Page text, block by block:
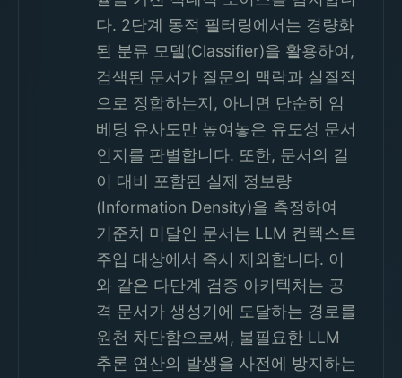
다. 2단계 동적 필터링에서는 경량화
된 분류 모델(Classifier)을 활용하여,
검색된 문서가 질문의 맥락과 실질적
으로 정합하는지, 아니면 단순히 임
베딩 유사도만 높여놓은 유도성 문서
인지를 판별합니다. 또한, 문서의 길
이 대비 포함된 실제 정보량
(Information Density)을 측정하여
기준치 미달인 문서는 LLM 컨텍스트
주입 대상에서 즉시 제외합니다. 이
와 같은 다단계 검증 아키텍처는 공
격 문서가 생성기에 도달하는 경로를
원천 차단함으로써, 불필요한 LLM
추론 연산의 발생을 사전에 방지하는